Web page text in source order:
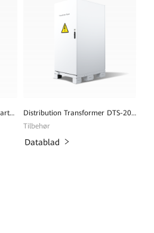
Smart Array Control Unit SmartACU2000D
Distribution Transformer DTS-200K-D0
Tilbehør
Datablad